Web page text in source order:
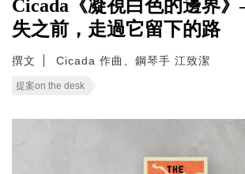
Cicada《凝視白色的邊界
失之前，走過它留下的路
撰文 Cicada 作曲、鋼琴手 江致潔
提案on the desk